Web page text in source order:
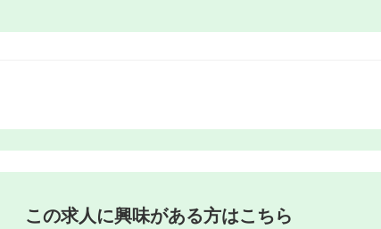
この求人に興味がある方はこちら